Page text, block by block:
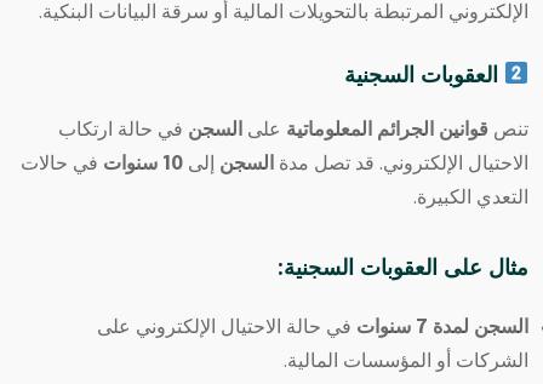
الإلكتروني المرتبطة بالتحويلات المالية أو سرقة البيانات البنكية.
العقوبات السجنية
تنص قوانين الجرائم المعلوماتية على السجن في حالة ارتكاب
الاحتيال الإلكتروني. قد تصل مدة السجن إلى 10 سنوات
في حالات
التعدي الكبيرة.
مثال على العقوبات السجنية:
السجن لمدة 7 سنوات
في حالة الاحتيال الإلكتروني على
الشركات أو المؤسسات المالية.